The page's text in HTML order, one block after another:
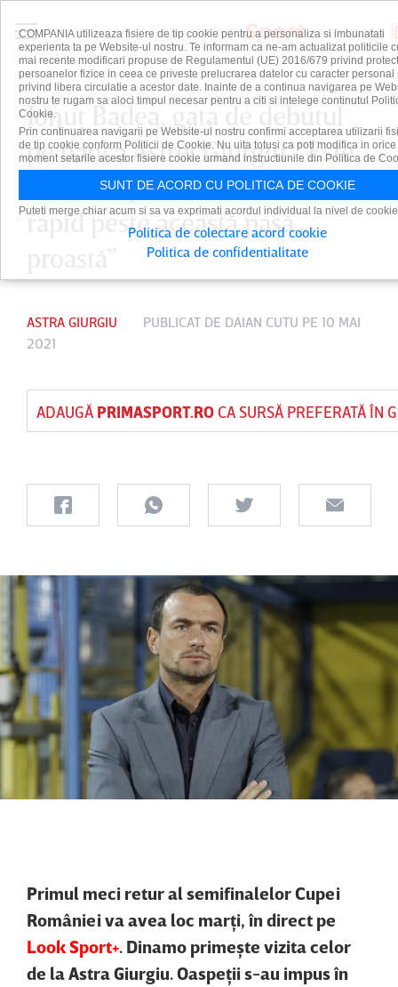
Ionuţ Badea, gata de debutul
pe banca Astrei Giurgiu. ”Este
foarte important să trecem
rapid peste această pasă
ASTRA GIURGIU PUBLICAT DE DAIAN CUTU PE 10 MAI
2021
ADAUGĂ PRIMASPORT.ROCA SURSĂ PREFERATĂ ÎN
Primul meci retur al semifinalelor Cupei
României va avea loc marţi, în direct pe
Look Sport+. Dinamo primeşte vizita celor
de la Astra Giurgiu. Oaspeţii s-au impus în
COMPANIA utilizeaza fisiere de tip cookie pentru a personaliza si imbunatati
experienta ta pe Website-ul nostru. Te informam ca ne-am actualizat politicile
mai recente modificari propuse de Regulamentul (UE) 2016/679 privind
persoanelor fizice in ceea ce priveste prelucrarea datelor cu caracter personal
privind libera circulatie a acestor date. Inainte de a continua navigarea pe
nostru te rugam sa aloci timpul necesar pentru a citi si intelege continutul
Cookie.
Prin continuarea navigarii pe Website-ul nostru confirmi acceptarea utilizarii
de tip cookie conform Politicii de Cookie. Nu uita totusi ca poti modifica in orice
moment setarile acestor fisiere cookie urmand instructiunile din Politica de
SUNT DE ACORD CU POLITICA DE COOKIE
Puteti merge chiar acum si sa va exprimati acordul individual la nivel de
Politica de colectare acord cookie
Politica de confidentialitate